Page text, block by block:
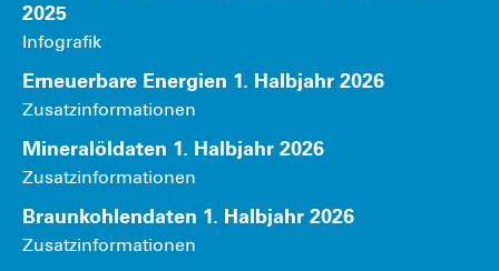
2025
Info­gra­fik
Erneu­er­ba­re Ener­gien 1. Halb­jahr 2026
Zusatz­in­for­ma­tio­nen
Mine­ral­öl­da­ten 1. Halb­jahr 2026
Zusatz­in­for­ma­tio­nen
Braun­koh­len­da­ten 1. Halb­jahr 2026
Zusatz­in­for­ma­tio­nen